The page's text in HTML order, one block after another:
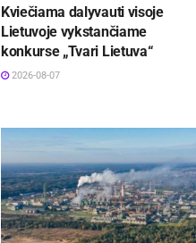
Kviečiama dalyvauti visoje
Lietuvoje vykstančiame
konkurse „Tvari Lietuva“
2026-08-07